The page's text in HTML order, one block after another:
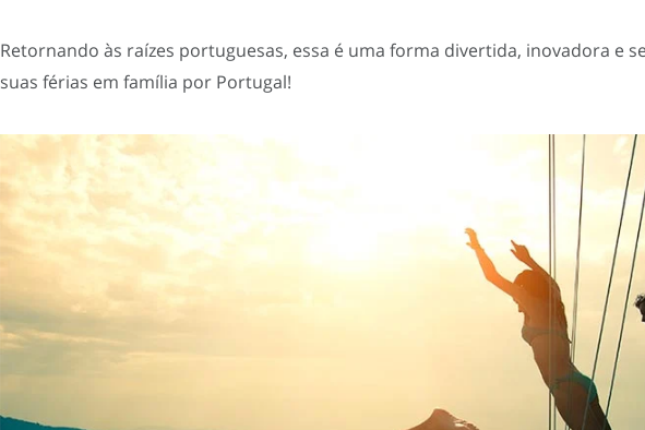
Retornando às raízes portuguesas, essa é uma forma divertida, inovadora e
suas férias em família por Portugal!